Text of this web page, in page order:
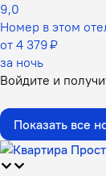
9,0
Номер в этом
от 4 379 ₽
за ночь
Войдите и
Показать все